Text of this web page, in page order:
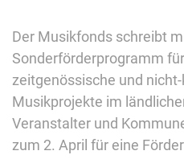
Der Musikfonds schreibt
Sonderförderprogramm
zeitgenössische und
Musikprojekte im
Veranstalter und
zum 2. April für eine